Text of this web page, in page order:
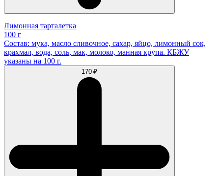
Лимонная тарталетка
100 г
Состав: мука, масло сливочное, сахар, яйцо, лимонный сок,
крахмал, вода, соль, мак, молоко, манная крупа. КБЖУ
указаны на 100 г.
170 ₽